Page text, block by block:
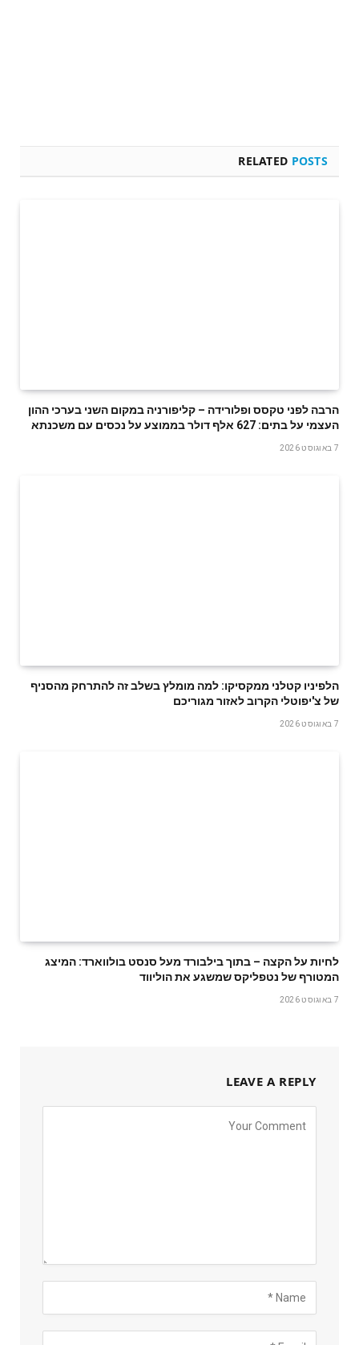
RELATED POSTS
הרבה לפני טקסס ופלורידה – קליפורניה במקום השני בערכי ההון
העצמי על בתים: 627 אלף דולר בממוצע על נכסים עם משכנתא
7 באוגוסט 2026
הלפיניו קטלני ממקסיקו: למה מומלץ בשלב זה להתרחק מהסניף
של צ'יפוטלי הקרוב לאזור מגוריכם
7 באוגוסט 2026
לחיות על הקצה – בתוך בילבורד מעל סנסט בולווארד: המיצג
המטורף של נטפליקס שמשגע את הוליווד
7 באוגוסט 2026
LEAVE A REPLY